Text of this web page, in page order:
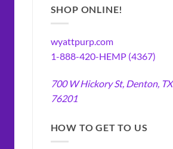
SHOP ONLINE!
wyattpurp.com
1-888-420-HEMP (4367)
700 W Hickory St, Denton, TX
76201
HOW TO GET TO US